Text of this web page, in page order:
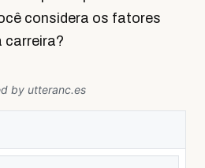
considera os fatores
carreira?